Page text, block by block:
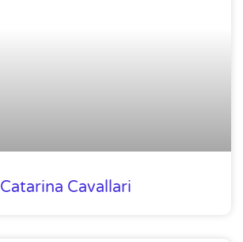
Catarina Cavallari